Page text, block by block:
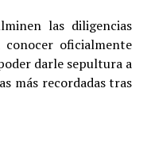
las diligencias
oficialmente
darle sepultura a
más recordadas tras